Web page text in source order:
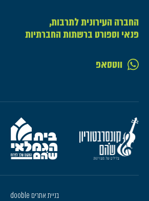
החברה העירונית לתרבות,
פנאי וספורט ברשתות החברתיות
ווטסאפ
בניית אתרים dooble